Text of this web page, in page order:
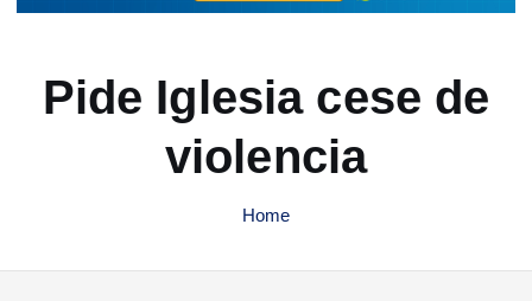
Pide Iglesia cese de
violencia
Home